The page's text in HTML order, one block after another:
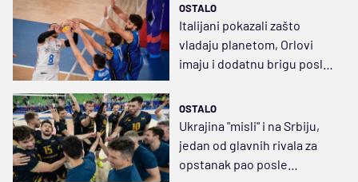
OSTALO
Italijani pokazali zašto
vladaju planetom, Orlovi
imaju i dodatnu brigu posle
OSTALO
Ukrajina "misli" i na Srbiju,
jedan od glavnih rivala za
opstanak pao posle